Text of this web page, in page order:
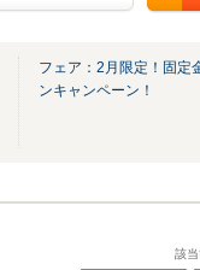
フェア：2月限定！固定
ンキャンペーン！
該当